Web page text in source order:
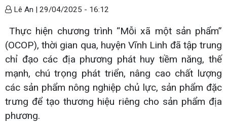
Lê An | 29/04/2025 - 16:12
Thực hiện chương trình “Mỗi xã một sản phẩm”
(OCOP), thời gian qua, huyện Vĩnh Linh đã tập trung
chỉ đạo các địa phương phát huy tiềm năng, thế
mạnh, chú trọng phát triển, nâng cao chất lượng
các sản phẩm nông nghiệp chủ lực, sản phẩm đặc
trưng để tạo thương hiệu riêng cho sản phẩm địa
phương.